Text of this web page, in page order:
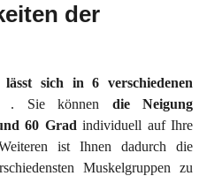
der
lässt sich in 6 verschiedenen
. Sie können die Neigung
60 Gradindividuell auf Ihre
ist Ihnen dadurch die
Muskelgruppen zu